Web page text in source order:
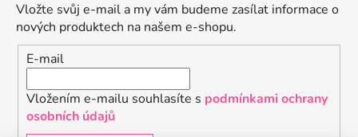
Vložte svůj e-mail a my vám budeme zasílat informace o
nových produktech na našem e-shopu.
E-mail
Vložením e-mailu souhlasíte s podmínkami ochrany
osobních údajů